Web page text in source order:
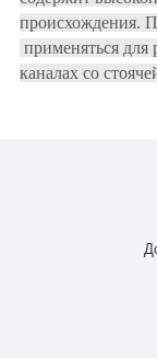
происхождения.
применяться
каналах со